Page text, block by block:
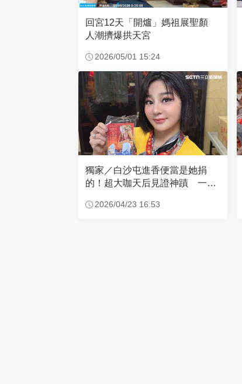
回宮12天「開爐」媽祖展聖顏
人潮擠爆拱天宮
2026/05/01 15:24
獨家／白沙屯進香便當是她捐
的！超大咖天后見證神蹟 一靠
2026/04/23 16:53